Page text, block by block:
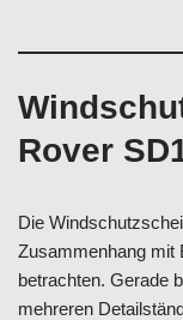
Rover
Die
Zusammenhang mit
betrachten. Gerade
mehreren